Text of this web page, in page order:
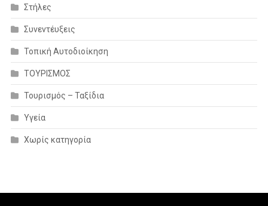
Στήλες
Συνεντέυξεις
Τοπική Αυτοδιοίκηση
ΤΟΥΡΙΣΜΟΣ
Τουρισμός – Ταξίδια
Υγεία
Χωρίς κατηγορία